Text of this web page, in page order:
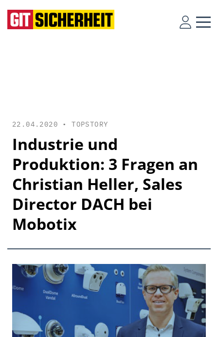
22.04.2020 •TOPSTORY
Industrie und
Produktion: 3 Fragen an
Christian Heller, Sales
Director DACH bei
Mobotix